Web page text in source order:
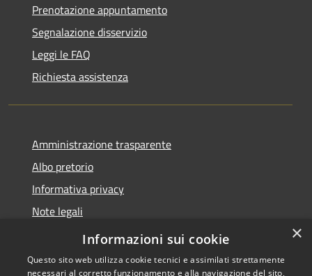
Prenotazione appuntamento
Segnalazione disservizio
Leggi le FAQ
Richiesta assistenza
Amministrazione trasparente
Albo pretorio
Informativa privacy
Note legali
Dichiarazione di accessibilità
×
Informazioni sui cookie
Questo sito web utilizza cookie tecnici e assimilati strettamente
necessari al corretto funzionamento e alla navigazione del sito,